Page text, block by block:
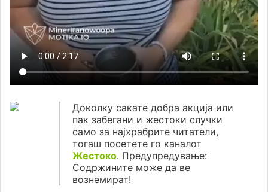
Доколку сакате добра акција или
пак забегани и жестоки случки
само за најхрабрите читатели,
тогаш посетете го каналот
Жестоко. Предупредување:
Содржините може да ве
вознемират!